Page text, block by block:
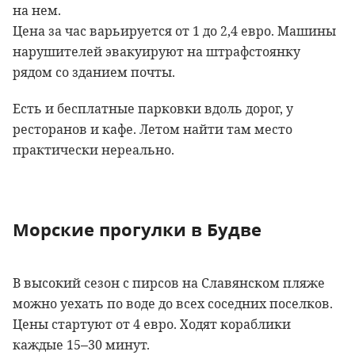
на нем.
Цена за час варьируется от 1 до 2,4 евро. Машины
нарушителей эвакуируют на штрафстоянку
рядом со зданием почты.
Есть и бесплатные парковки вдоль дорог, у
ресторанов и кафе. Летом найти там место
практически нереально.
Морские прогулки в Будве
В высокий сезон с пирсов на Славянском пляже
можно уехать по воде до всех соседних поселков.
Цены стартуют от 4 евро. Ходят кораблики
каждые 15–30 минут.